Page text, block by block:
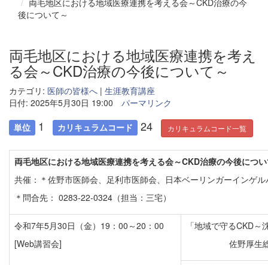
両毛地区における地域医療連携を考える会～CKD治療の今
後について～
両毛地区における地域医療連携を考え
る会～CKD治療の今後について～
カテゴリ: 医師の皆様へ | 生涯教育講座
日付: 2025年5月30日 19:00
パーマリンク
単位 1 カリキュラムコード 24 カリキュラムコード一覧
両毛地区における地域医療連携を考える会～CKD治療の今後につ
共催：＊佐野市医師会、足利市医師会、日本ベーリンガーインゲ
＊問合先： 0283-22-0324（担当：三宅）
令和7年5月30日（金）19：00～20：00
[Web講習会]
「地域で守るCKD
佐野厚